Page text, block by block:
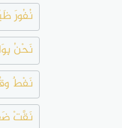
نُفُورَ
نَحْنُ
نَفْطٌ
نَقَّتْ